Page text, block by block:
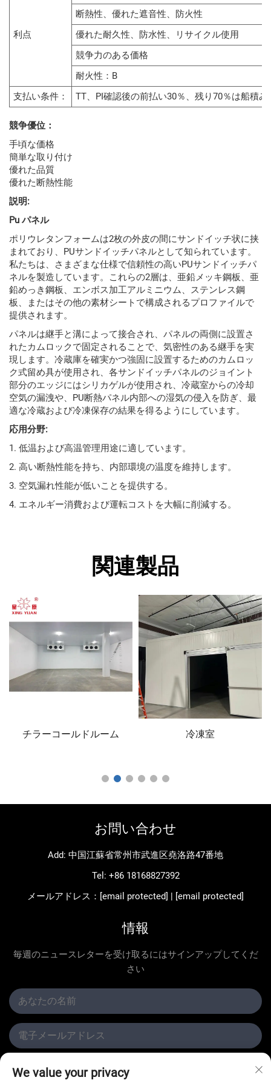
利点
断熱性、優れた遮音性、防火性
優れた耐久性、防水性、リサイクル使用
競争力のある価格
耐火性：B
支払い条件：
TT、PI確認後の前払い30％、残り70％は船積
競争優位：
手頃な価格
簡単な取り付け
優れた品質
優れた断熱性能
説明:
Pu パネル
ポリウレタンフォームは2枚の外皮の間にサンドイッチ状に挟
まれており、PUサンドイッチパネルとして知られています。
私たちは、さまざまな仕様で信頼性の高いPUサンドイッチパ
ネルを製造しています。これらの2層は、亜鉛メッキ鋼板、亜
鉛めっき鋼板、エンボス加工アルミニウム、ステンレス鋼
板、またはその他の素材シートで構成されるプロファイルで
提供されます。
パネルは継手と溝によって接合され、パネルの両側に設置さ
れたカムロックで固定されることで、気密性のある継手を実
現します。冷蔵庫を確実かつ強固に設置するためのカムロッ
ク式留め具が使用され、各サンドイッチパネルのジョイント
部分のエッジにはシリカゲルが使用され、冷蔵室からの冷却
空気の漏洩や、PU断熱パネル内部への湿気の侵入を防ぎ、最
適な冷蔵および冷凍保存の結果を得るようにしています。
応用分野:
1. 低温および高温管理用途に適しています。
2. 高い断熱性能を持ち、内部環境の温度を維持します。
3. 空気漏れ性能が低いことを提供する。
4. エネルギー消費および運転コストを大幅に削減する。
関連製品
チラーコールドルーム 冷凍室
お問い合わせ
Add: 中国江蘇省常州市武進区堯洛路47番地
Tel: +86 18168827392
メールアドレス： [email protected] [email protected]
情報
毎週のニュースレターを受け取るにはサインアップしてくだ
さい
提出する
We value your privacy